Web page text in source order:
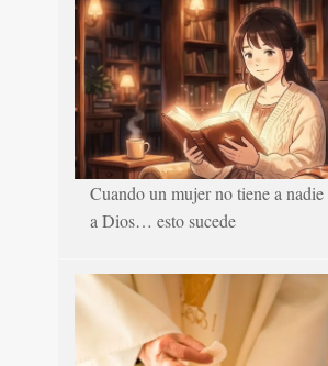
Cuando un mujer no tiene a nadie
a Dios… esto sucede